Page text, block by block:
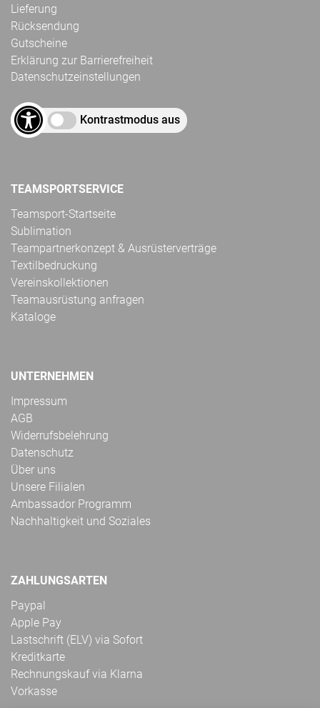
Lieferung
Rücksendung
Gutscheine
Erklärung zur Barrierefreiheit
Datenschutzeinstellungen
Kontrastmodus aus
TEAMSPORTSERVICE
Teamsport-Startseite
Sublimation
Teampartnerkonzept & Ausrüsterverträge
Textilbedruckung
Vereinskollektionen
Teamausrüstung anfragen
Kataloge
UNTERNEHMEN
Impressum
AGB
Widerrufsbelehrung
Datenschutz
Über uns
Unsere Filialen
Ambassador Programm
Nachhaltigkeit und Soziales
ZAHLUNGSARTEN
Paypal
Apple Pay
Lastschrift (ELV) via Sofort
Kreditkarte
Rechnungskauf via Klarna
Vorkasse